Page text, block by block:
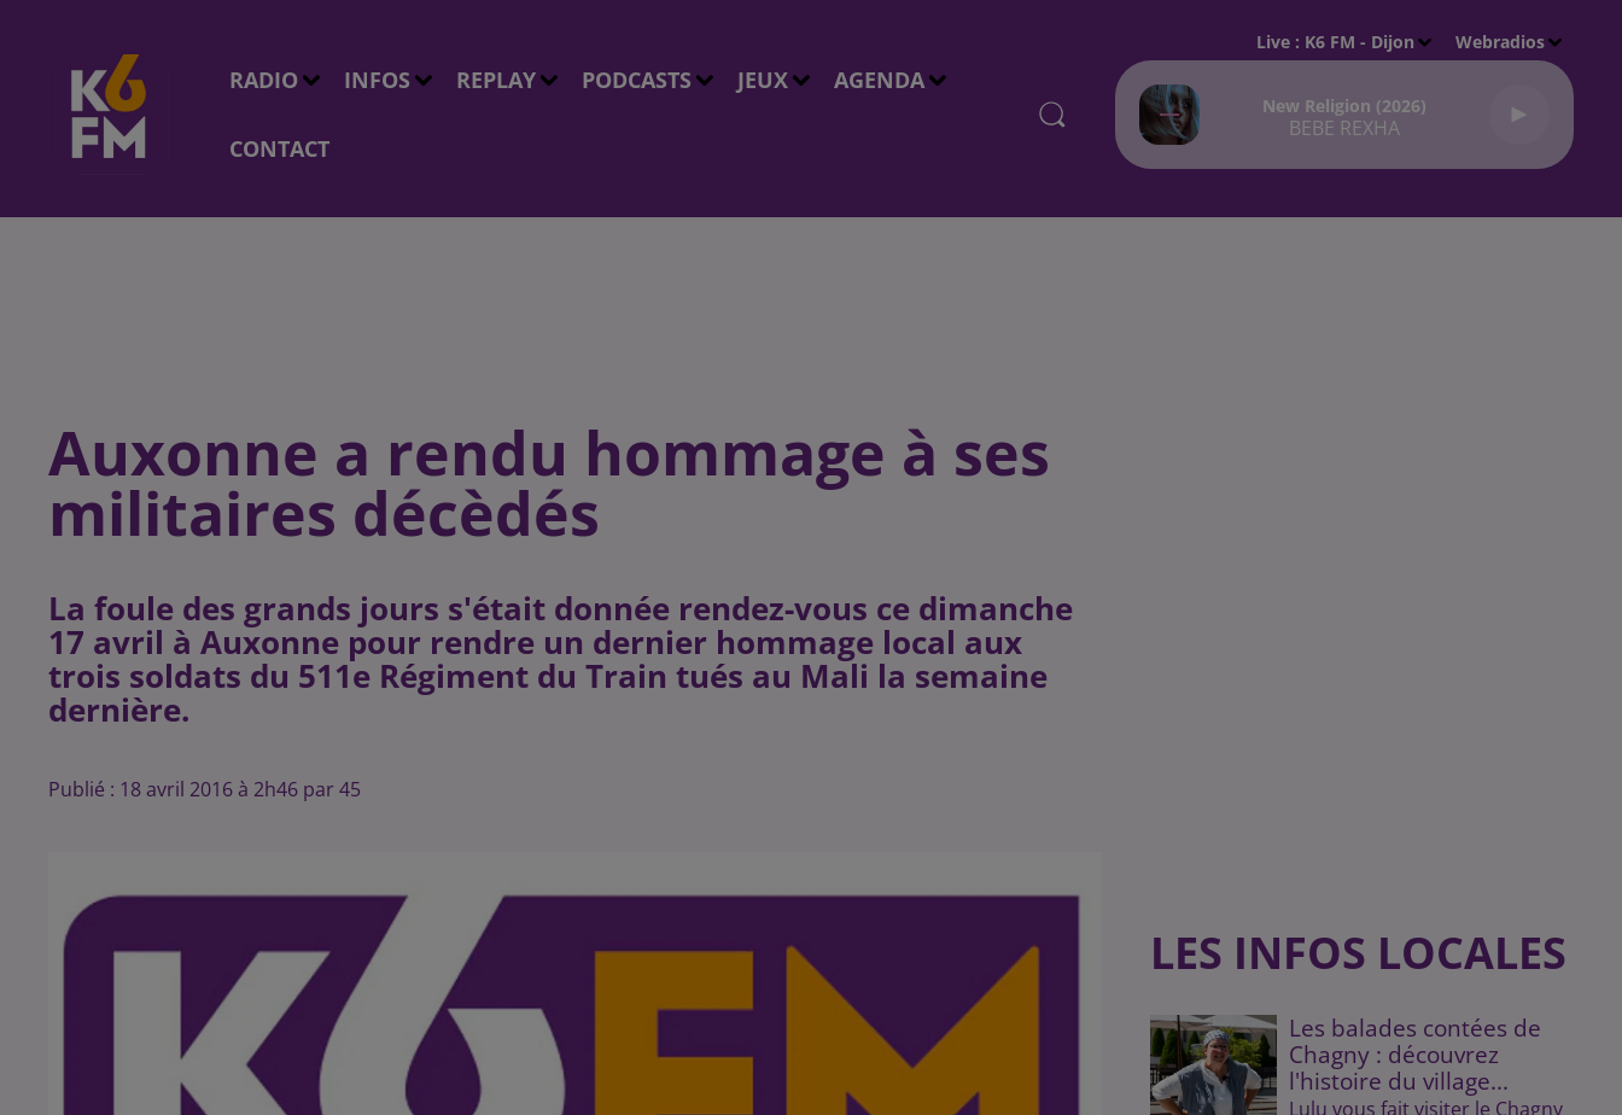
RADIO INFOS REPLAY PODCASTS JEUX AGENDA
CONTACT
Live : K6 FM - Dijon Webradios
New Religion (2026)
BEBE REXHA
Auxonne a rendu hommage à ses
militaires décèdés
La foule des grands jours s'était donnée rendez-vous ce dimanche
17 avril à Auxonne pour rendre un dernier hommage local aux
trois soldats du 511e Régiment du Train tués au Mali la semaine
Publié : 18 avril 2016 à 2h46 par 45
LES INFOS LOCALES
Les balades contées de
Chagny : découvrez
l'histoire du village...
Lulu vous fait visiter le Chagny